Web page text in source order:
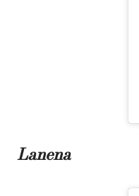
Lanena